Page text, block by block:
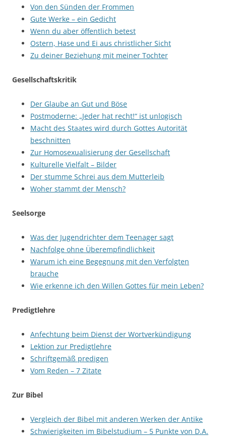
Von den Sünden der Frommen
Gute Werke – ein Gedicht
Wenn du aber öffentlich betest
Ostern, Hase und Ei aus christlicher Sicht
Zu deiner Beziehung mit meiner Tochter
Gesellschaftskritik
Der Glaube an Gut und Böse
Postmoderne: „Jeder hat recht!“ ist unlogisch
Macht des Staates wird durch Gottes Autorität
beschnitten
Zur Homosexualisierung der Gesellschaft
Kulturelle Vielfalt – Bilder
Der stumme Schrei aus dem Mutterleib
Woher stammt der Mensch?
Seelsorge
Was der Jugendrichter dem Teenager sagt
Nachfolge ohne Überempfindlichkeit
Warum ich eine Begegnung mit den Verfolgten
brauche
Wie erkenne ich den Willen Gottes für mein Leben?
Predigtlehre
Anfechtung beim Dienst der Wortverkündigung
Lektion zur Predigtlehre
Schriftgemäß predigen
Vom Reden – 7 Zitate
Zur Bibel
Vergleich der Bibel mit anderen Werken der Antike
Schwierigkeiten im Bibelstudium – 5 Punkte von D.A.